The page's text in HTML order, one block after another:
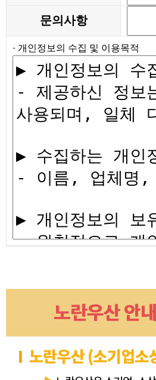
문의사항
· 개인정보의 수집 및 이용목적